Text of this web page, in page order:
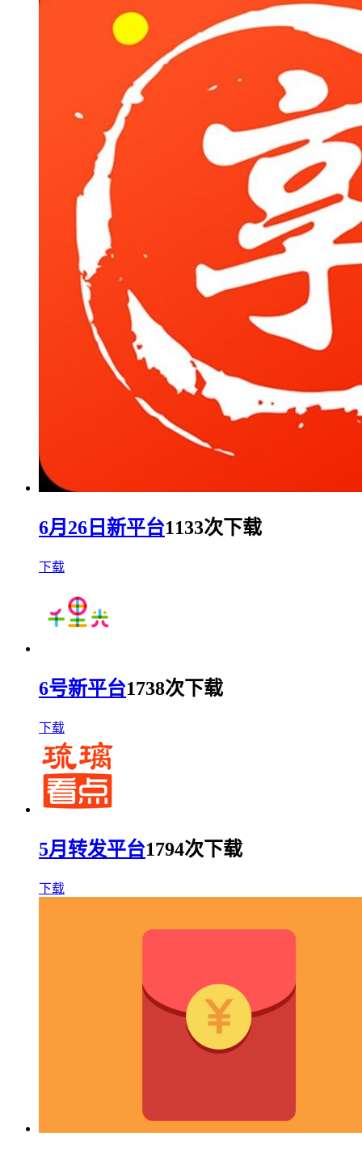
6月26日新平台1133次下载
下载
6号新平台1738次下载
下载
5月转发平台1794次下载
下载